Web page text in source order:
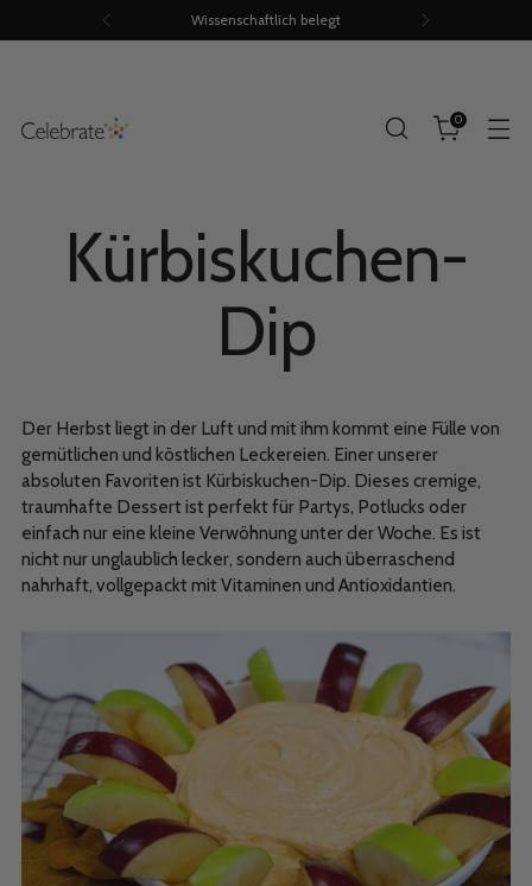
Wissenschaftlich belegt
0
Kürbiskuchen-
Dip
Der Herbst liegt in der Luft und mit ihm kommt eine Fülle von
gemütlichen und köstlichen Leckereien. Einer unserer
absoluten Favoriten ist Kürbiskuchen-Dip. Dieses cremige,
traumhafte Dessert ist perfekt für Partys, Potlucks oder
einfach nur eine kleine Verwöhnung unter der Woche. Es ist
nicht nur unglaublich lecker, sondern auch überraschend
nahrhaft, vollgepackt mit Vitaminen und Antioxidantien.